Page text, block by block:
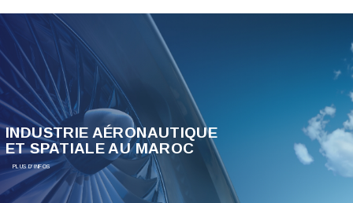
INDUSTRIE AÉRONAUTIQUE
ET SPATIALE AU MAROC
PLUS D'INFOS